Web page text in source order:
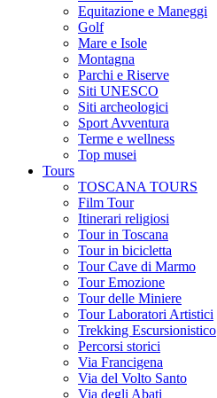
Equitazione e Maneggi
Golf
Mare e Isole
Montagna
Parchi e Riserve
Siti UNESCO
Siti archeologici
Sport Avventura
Terme e wellness
Top musei
Tours
TOSCANA TOURS
Film Tour
Itinerari religiosi
Tour in Toscana
Tour in bicicletta
Tour Cave di Marmo
Tour Emozione
Tour delle Miniere
Tour Laboratori Artistici
Trekking Escursionistico
Percorsi storici
Via Francigena
Via del Volto Santo
Via degli Abati